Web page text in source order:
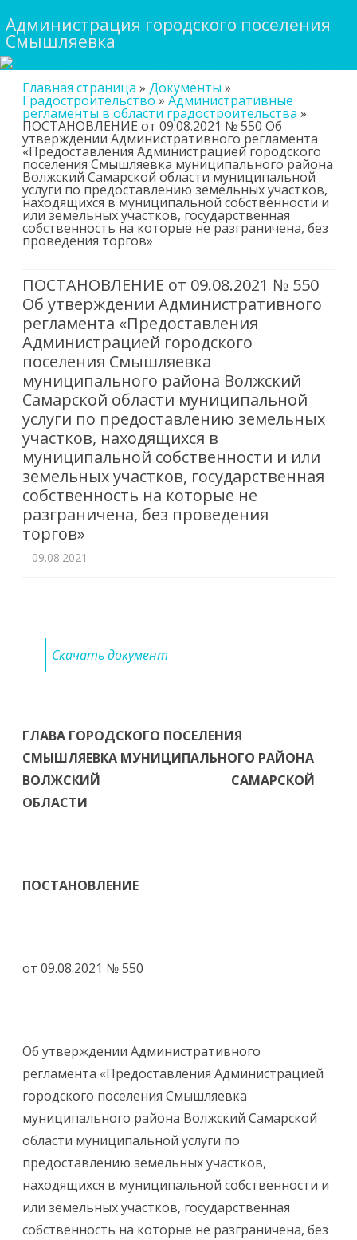
Администрация городского поселения
Смышляевка
to
content
Главная страница » Документы »
Градостроительство» Административные
регламенты в области градостроительства »
ПОСТАНОВЛЕНИЕ от 09.08.2021 № 550 Об
утверждении Административного регламента
«Предоставления Администрацией городского
поселения Смышляевка муниципального района
Волжский Самарской области муниципальной
услуги по предоставлению земельных участков,
находящихся в муниципальной собственности и
или земельных участков, государственная
собственность на которые не разграничена, без
проведения торгов»
ПОСТАНОВЛЕНИЕ от 09.08.2021 № 550
Об утверждении Административного
регламента «Предоставления
Администрацией городского
поселения Смышляевка
муниципального района Волжский
Самарской области муниципальной
услуги по предоставлению земельных
участков, находящихся в
муниципальной собственности и или
земельных участков, государственная
собственность на которые не
разграничена, без проведения
торгов»
09.08.2021
Скачать документ
ГЛАВА ГОРОДСКОГО ПОСЕЛЕНИЯ
СМЫШЛЯЕВКА МУНИЦИПАЛЬНОГО РАЙОНА
ВОЛЖСКИЙ САМАРСКОЙ
ОБЛАСТИ
ПОСТАНОВЛЕНИЕ
от 09.08.2021 № 550
Об утверждении Административного
регламента «Предоставления Администрацией
городского поселения Смышляевка
муниципального района Волжский Самарской
области муниципальной услуги по
предоставлению земельных участков,
находящихся в муниципальной собственности и
или земельных участков, государственная
собственность на которые не разграничена, без